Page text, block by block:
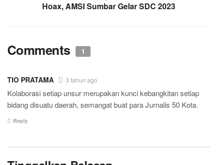
Hoax, AMSI Sumbar Gelar SDC 2023
Comments 1
TIO PRATAMA 3 tahun ago
Kolaborasi setiap unsur merupakan kunci kebangkitan setiap
bidang disuatu daerah, semangat buat para Jurnalis 50 Kota.
Reply